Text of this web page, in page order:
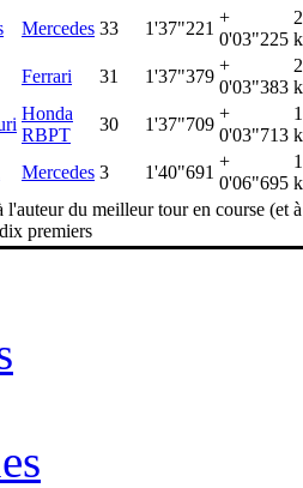
Mercedes 33 1'37"221
+
0'03"225
Ferrari 31 1'37"379
+
0'03"383
Honda
RBPT
30 1'37"709
+
0'03"713
Mercedes 3 1'40"691
+
0'06"695
du meilleur tour en course (et
premiers